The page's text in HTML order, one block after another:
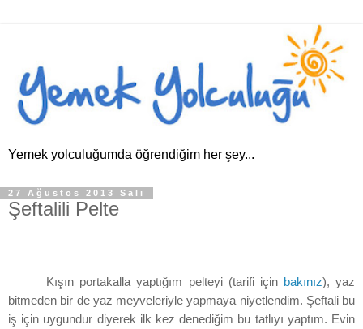
Yemek yolculuğumda öğrendiğim her şey...
27 Ağustos 2013 Salı
Şeftalili Pelte
Kışın portakalla yaptığım pelteyi (tarifi için bakınız), yaz
bitmeden bir de yaz meyveleriyle yapmaya niyetlendim. Şeftali bu
iş için uygundur diyerek ilk kez denediğim bu tatlıyı yaptım. Evin